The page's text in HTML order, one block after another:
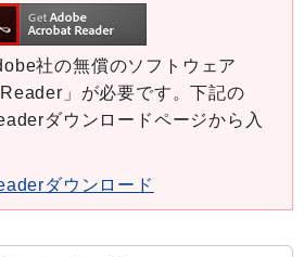
社の無償のソフトウェア
」が必要です。下記の
ダウンロードページから入
ダウンロード